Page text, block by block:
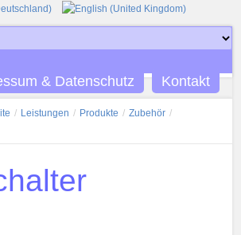
& Datenschutz Kontakt
/ Leistungen / Produkte / Zubehör /